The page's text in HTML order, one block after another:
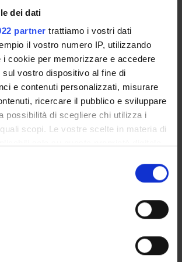
dei dati
partner trattiamo i vostri dati
il vostro numero IP, utilizzando
i cookie per memorizzare e accedere
sul vostro dispositivo al fine di
e contenuti personalizzati, misurare
ricercare il pubblico e sviluppare
possibilità di scegliere chi utilizza i
scopi. Le vostre scelte in materia di
il proprio consenso in qualsiasi
sui cookie o facendo clic
informazioni sulla tua posizione
con un'approssimazione di qualche
allegata.
rare e complesse suddivise per Sezione
09/17)